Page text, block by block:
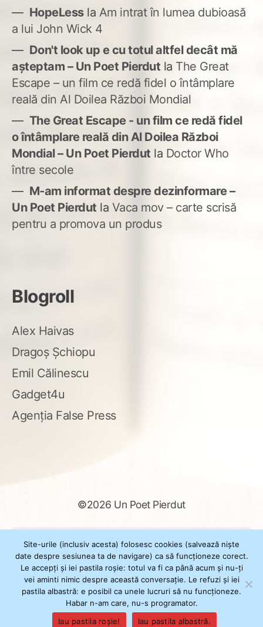
HopeLessla Am intrat în lumea dubioasă
a lui John Wick 4
Don't look up e cu totul altfel decât mă
așteptam – Un Poet Pierdut la The Great
Escape – un film ce redă fidel o întâmplare
reală din Al Doilea Război Mondial
The Great Escape - un film ce redă fidel
o întâmplare reală din Al Doilea Război
Mondial – Un Poet Pierdut la Doctor Who
între secole
M-am informat despre dezinformare –
Un Poet Pierdut la Vaca mov – carte scrisă
pentru a promova un produs
Blogroll
Alex Haivas
Dragoș Șchiopu
Emil Călinescu
Gadget4u
Agenția False Press
©2026 Un Poet Pierdut
după:
Powered byWordPress
ThemeXSimply by Il Jester
Site-urile (inclusiv acesta) folosesc cookies (salvează niște
date despre sesiunea ta de navigare) ca să funcționeze corect.
Le accepți și iei pastila roșie: totul va fi ca până acum și nu-ți
vei aminti nimic despre această conversație. Le refuzi și iei
pastila albastră: e posibil ca unele lucruri să nu funcționeze.
Habar n-am care, nu-s programator.
Iau pastila roșie!
Iau pastila albastră.